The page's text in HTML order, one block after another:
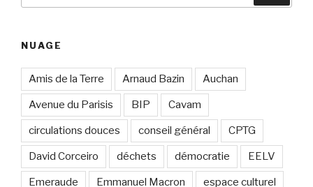
NUAGE
Amis de la Terre Arnaud Bazin Auchan
Avenue du Parisis BIP Cavam
circulations douces conseil général CPTG
David Corceiro déchets démocratie EELV
Emeraude Emmanuel Macron espace culturel